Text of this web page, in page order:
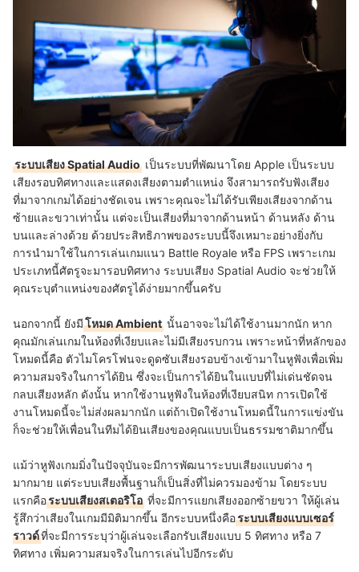
ระบบเสียง Spatial Audio เป็นระบบที่พัฒนาโดย Apple เป็นระบบ
เสียงรอบทิศทางและแสดงเสียงตามตำแหน่ง จึงสามารถรับฟังเสียง
ที่มาจากเกมได้อย่างชัดเจน เพราะคุณจะไม่ได้รับเพียงเสียงจากด้าน
ซ้ายและขวาเท่านั้น แต่จะเป็นเสียงที่มาจากด้านหน้า ด้านหลัง ด้าน
บนและล่างด้วย ด้วยประสิทธิภาพของระบบนี้จึงเหมาะอย่างยิ่งกับ
การนำมาใช้ในการเล่นเกมแนว Battle Royale หรือ FPS เพราะเกม
ประเภทนี้ศัตรูจะมารอบทิศทาง ระบบเสียง Spatial Audio จะช่วยให้
คุณระบุตำแหน่งของศัตรูได้ง่ายมากขึ้นครับ
นอกจากนี้ ยังมีโหมด Ambient นั้นอาจจะไม่ได้ใช้งานมากนัก หาก
คุณมักเล่นเกมในห้องที่เงียบและไม่มีเสียงรบกวน เพราะหน้าที่หลักของ
โหมดนี้คือ ตัวไมโครโฟนจะดูดซับเสียงรอบข้างเข้ามาในหูฟังเพื่อเพิ่ม
ความสมจริงในการได้ยิน ซึ่งจะเป็นการได้ยินในแบบที่ไม่เด่นชัดจน
กลบเสียงหลัก ดังนั้น หากใช้งานหูฟังในห้องที่เงียบสนิท การเปิดใช้
งานโหมดนี้จะไม่ส่งผลมากนัก แต่ถ้าเปิดใช้งานโหมดนี้ในการแข่งขัน
ก็จะช่วยให้เพื่อนในทีมได้ยินเสียงของคุณแบบเป็นธรรมชาติมากขึ้น
แม้ว่าหูฟังเกมมิ่งในปัจจุบันจะมีการพัฒนาระบบเสียงแบบต่าง ๆ
มากมาย แต่ระบบเสียงพื้นฐานก็เป็นสิ่งที่ไม่ควรมองข้าม โดยระบบ
แรกคือระบบเสียงสเตอริโอ ที่จะมีการแยกเสียงออกซ้ายขวา ให้ผู้เล่น
รู้สึกว่าเสียงในเกมมีมิติมากขึ้น อีกระบบหนึ่งคือระบบเสียงแบบเซอร์
ราวด์ที่จะมีการระบุว่าผู้เล่นจะเลือกรับเสียงแบบ 5 ทิศทาง หรือ 7
ทิศทาง เพิ่มความสมจริงในการเล่นไปอีกระดับ